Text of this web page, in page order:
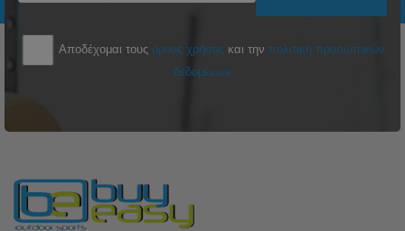
Αποδέχομαι τους όρους χρήσης και την πολιτική προσωπικών
δεδομένων